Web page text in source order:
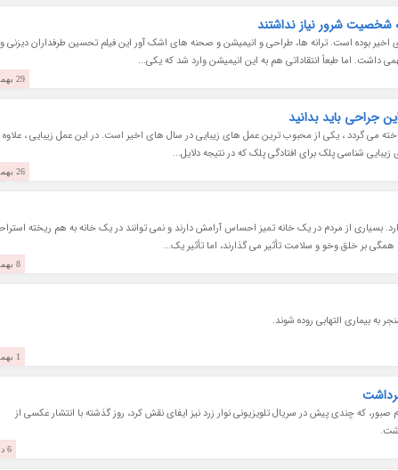
اخیر بوده است. ترانه ها، طراحی و انیمیشن و صحنه های اشک آور این فیلم تحسین طرفداران دیزنی و
داشت. اما طبعاً انتقاداتی هم به این انیمیشن وارد شد که یکی...
29 بهمن 1401
جراحی باید بدانید
می گردد ، یکی از محبوب ترین عمل های زیبایی در سال های اخیر است. در این عمل زیبایی ، علاوه
زیبایی شناسی پلک برای افتادگی پلک که در نتیجه دلایل...
26 بهمن 1401
بسیاری از مردم در یک خانه تمیز احساس آرامش دارند و نمی توانند در یک خانه به هم ریخته
بر خلق وخو و سلامت تأثیر می گذارند، اما تأثیر یک...
8 بهمن 1401
به بیماری التهابی روده شوند.
1 بهمن 1401
که چندی پیش در سریال تلویزیونی نوار زرد نیز ایفای نقش کرد، روز گذشته با انتشار عکسی از
6 دی 1401